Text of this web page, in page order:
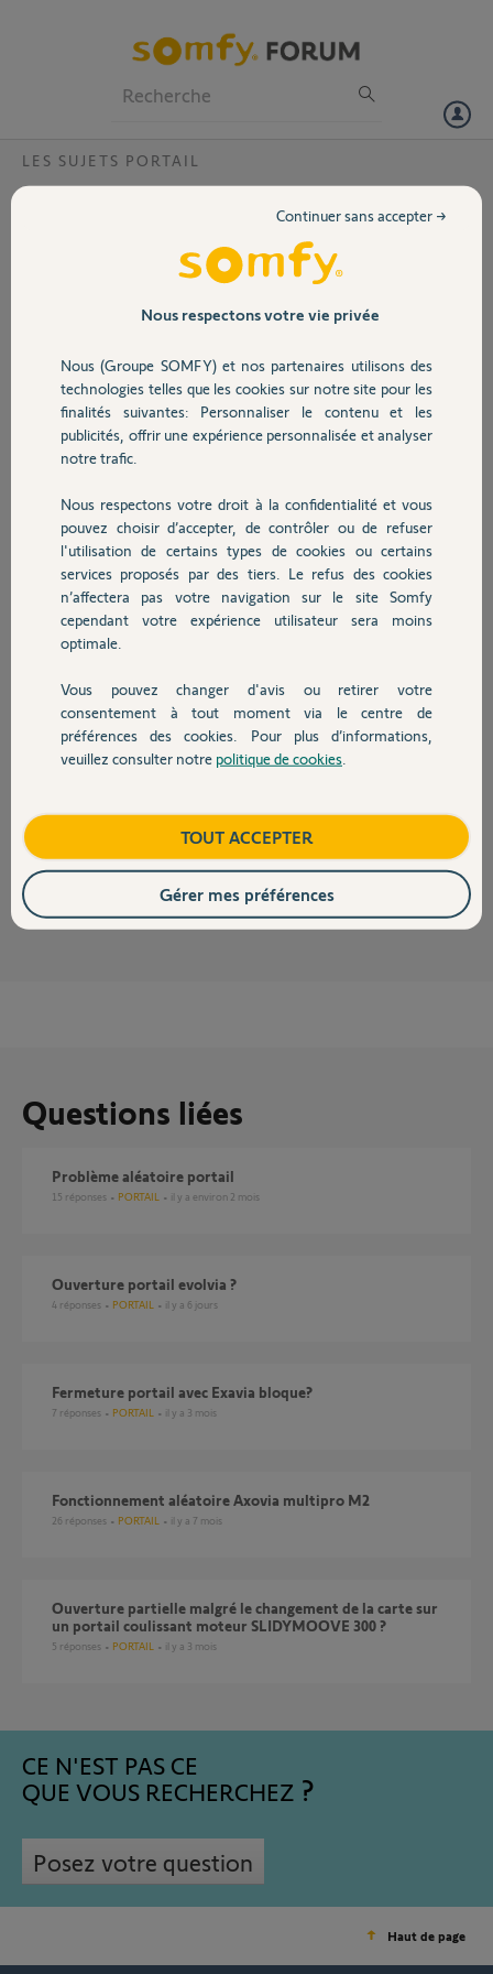
Volet
Sécurité
Domotique
Chauffage
Autres produits
Devis avec un pro
Contact
LES SUJETS PORTAIL
Portail se bloque aléatoirement à
Depuis peu mon portail SGA 6000 s'arrête en cours d'ouverture ou de
fermeture. Tout se coupe (éclairage, feu clignotant) et le voyant
plusieurs fois pour une ouverture ou fermeture totale
Merci pour vos conseils
Merci,
Stéphane B.
il y a plus de 4 ans
Participer au fil de discussion
Réponses
Bonjour,
Le voyant On/Off qui clignote indique un boitier défectueux.
Vous pouvez le faire réparer pour vous permettre de conserver vos
Anonyme il y a plus de 4 ans
Questions liées
Problème aléatoire portail
15 réponses PORTAIL il y a environ 2 mois
ouverture portail evolvia ?
4 réponses PORTAIL il y a 6 jours
fermeture portail avec Exavia bloque?
7 réponses PORTAIL il y a 3 mois
fonctionnement aléatoire Axovia multipro M2
26 réponses PORTAIL il y a 7 mois
Ouverture partielle malgré le changement de la carte sur
un portail coulissant moteur SLIDYMOOVE 300 ?
5 réponses PORTAIL il y a 3 mois
CE N'EST PAS CE
QUE VOUS RECHERCHEZ
Posez votre question
Haut de page
Nous respectons votre vie privée
Nous (Groupe SOMFY) et nos partenaires utilisons des
technologies telles que les cookies sur notre site pour les
finalités suivantes: Personnaliser le contenu et les
publicités, offrir une expérience personnalisée et analyser
notre trafic.
Nous respectons votre droit à la confidentialité et vous
pouvez choisir d’accepter, de contrôler ou de refuser
l'utilisation de certains types de cookies ou certains
services proposés par des tiers. Le refus des cookies
n’affectera pas votre navigation sur le site Somfy
cependant votre expérience utilisateur sera moins
optimale.
Vous pouvez changer d'avis ou retirer votre
consentement à tout moment via le centre de
préférences des cookies. Pour plus d’informations,
veuillez consulter notre politique de cookies
Continuer sans accepter →
TOUT ACCEPTER
Gérer mes préférences